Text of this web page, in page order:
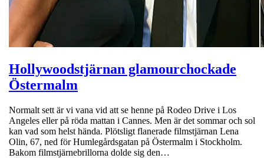
Hollywoodstjärnan glamourchockade
Östermalm
Normalt sett är vi vana vid att se henne på Rodeo Drive i Los
Angeles eller på röda mattan i Cannes. Men är det sommar och sol
kan vad som helst hända. Plötsligt flanerade filmstjärnan Lena
Olin, 67, ned för Humlegårdsgatan på Östermalm i Stockholm.
Bakom filmstjärnebrillorna dolde sig den…